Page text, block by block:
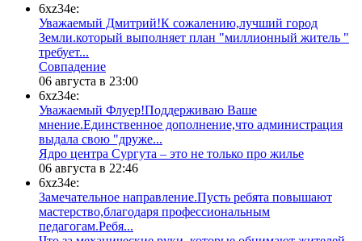
6xz34e:
Уважаемый Дмитрий!К сожалению,лучший город
Земли.который выполняет план "миллионный житель "
требует...
​Совпадение
06 августа в 23:00
6xz34e:
Уважаемый Флуер!Поддерживаю Ваше
мнение.Единственное дополнение,что администрация
выдала свою "друже...
​Ядро центра Сургута ‒ это не только про жилье
06 августа в 22:46
6xz34e:
Замечательное направление.Пусть ребята повышают
мастерство,благодаря профессиональным
педагогам.Ребя...